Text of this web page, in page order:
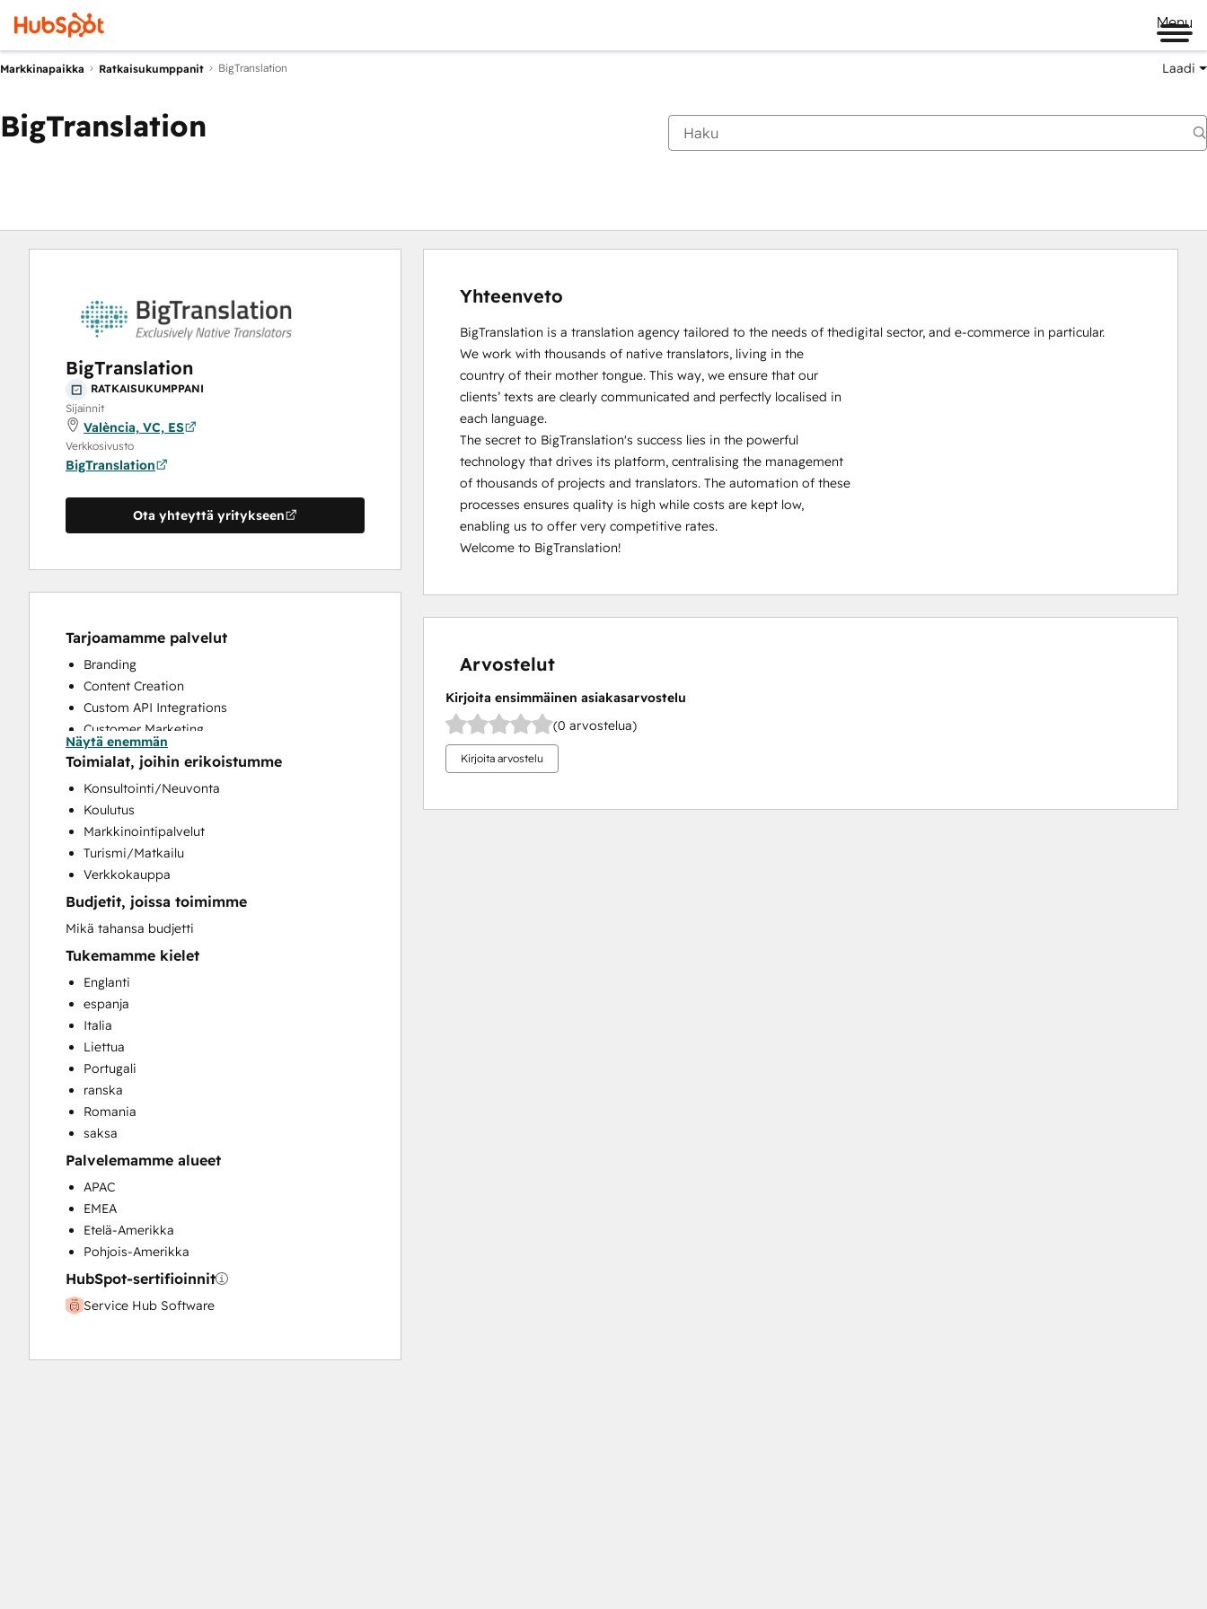
Menu
Markkinapaikka Ratkaisukumppanit BigTranslation Laadi
BigTranslation
BigTranslation
RATKAISUKUMPPANI
Sijainnit
València, VC, ES
Verkkosivusto
BigTranslation
Ota yhteyttä yritykseen
Tarjoamamme palvelut
Branding
Content Creation
Custom API Integrations
Customer Marketing
Email Marketing
Paid Advertising
Search Engine Optimization
Social Media
Näytä enemmän
Toimialat, joihin erikoistumme
Konsultointi/Neuvonta
Koulutus
Markkinointipalvelut
Turismi/Matkailu
Verkkokauppa
Budjetit, joissa toimimme
Mikä tahansa budjetti
Tukemamme kielet
Englanti
espanja
Italia
Liettua
Portugali
ranska
Romania
saksa
Palvelemamme alueet
APAC
EMEA
Etelä-Amerikka
Pohjois-Amerikka
HubSpot-sertifioinnit
Service Hub Software
Yhteenveto
BigTranslation is a translation agency tailored to the needs of thedigital sector, and e-commerce in particular.
We work with thousands of native translators, living in the
country of their mother tongue. This way, we ensure that our
clients’ texts are clearly communicated and perfectly localised in
each language.
The secret to BigTranslation's success lies in the powerful
technology that drives its platform, centralising the management
of thousands of projects and translators. The automation of these
processes ensures quality is high while costs are kept low,
enabling us to offer very competitive rates.
Welcome to BigTranslation!
Arvostelut
Kirjoita ensimmäinen asiakasarvostelu
(0 arvostelua)
Kirjoita arvostelu